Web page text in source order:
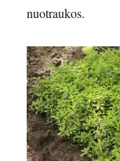
nuotraukos.